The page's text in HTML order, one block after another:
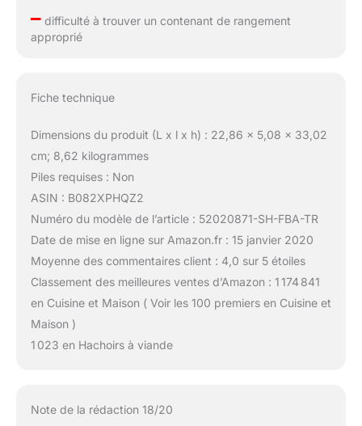
–difficulté à trouver un contenant de rangement
approprié
Fiche technique
Dimensions du produit (L x l x h) : 22,86 x 5,08 x 33,02
cm; 8,62 kilogrammes
Piles requises : Non
ASIN : B082XPHQZ2
Numéro du modèle de l’article : 52020871-SH-FBA-TR
Date de mise en ligne sur Amazon.fr : 15 janvier 2020
Moyenne des commentaires client : 4,0 sur 5 étoiles
Classement des meilleures ventes d’Amazon : 1 174 841
en Cuisine et Maison ( Voir les 100 premiers en Cuisine et
Maison )
1 023 en Hachoirs à viande
Note de la rédaction 18/20